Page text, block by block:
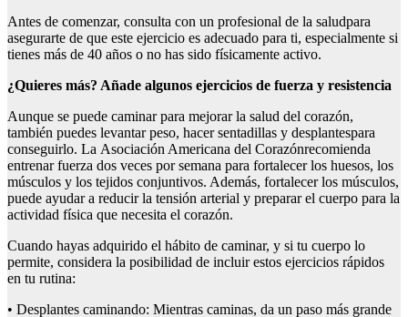
Antes de comenzar, consulta con un profesional de la saludpara
asegurarte de que este ejercicio es adecuado para ti, especialmente si
tienes más de 40 años o no has sido físicamente activo.
¿Quieres más? Añade algunos ejercicios de fuerza y resistencia
Aunque se puede caminar para mejorar la salud del corazón,
también puedes levantar peso, hacer sentadillas y desplantespara
conseguirlo. La Asociación Americana del Corazónrecomienda
entrenar fuerza dos veces por semana para fortalecer los huesos, los
músculos y los tejidos conjuntivos. Además, fortalecer los músculos,
puede ayudar a reducir la tensión arterial y preparar el cuerpo para la
actividad física que necesita el corazón.
Cuando hayas adquirido el hábito de caminar, y si tu cuerpo lo
permite, considera la posibilidad de incluir estos ejercicios rápidos
en tu rutina:
• Desplantes caminando: Mientras caminas, da un paso más grande